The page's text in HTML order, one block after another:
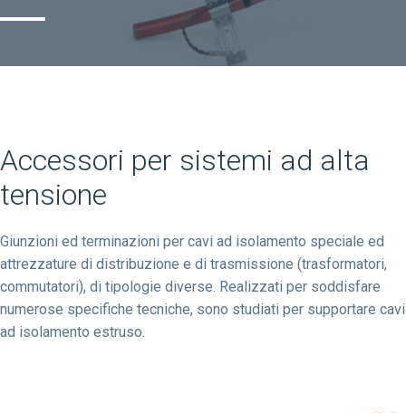
Accessori per sistemi ad alta
tensione
Giunzioni ed terminazioni per cavi ad isolamento speciale ed
attrezzature di distribuzione e di trasmissione (trasformatori,
commutatori), di tipologie diverse. Realizzati per soddisfare
numerose specifiche tecniche, sono studiati per supportare cavi
ad isolamento estruso.